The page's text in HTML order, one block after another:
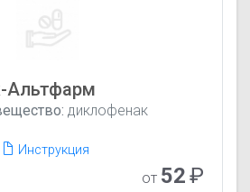
Альтфарм
диклофенак
Инструкция
от 52₽